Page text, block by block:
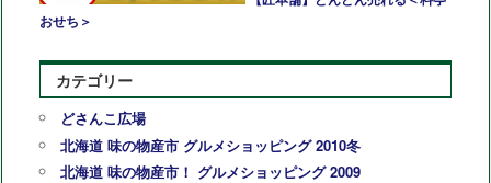
おせち＞
カテゴリー
どさんこ広場
北海道 味の物産市 グルメショッピング 2010冬
北海道 味の物産市！ グルメショッピング 2009